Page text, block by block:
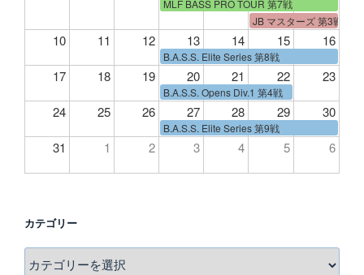
MLF BASS PRO TOUR 第7戦
JB マスターズ 第3戦
10 11 12 13 14 15 16
B.A.S.S. Elite Series 第8戦
17 18 19 20 21 22 23
B.A.S.S. Opens Div.1 第4戦
24 25 26 27 28 29 30
B.A.S.S. Elite Series 第9戦
31 1 2 3 4 5 6
カテゴリー